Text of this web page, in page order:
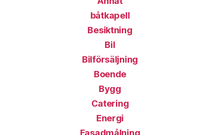
båtkapell
Besiktning
Bil
Bilförsäljning
Boende
Bygg
Catering
Energi
Fasadmålning